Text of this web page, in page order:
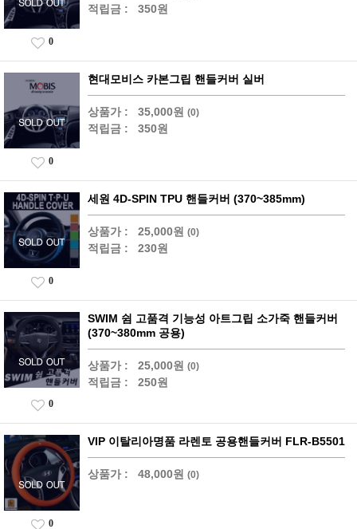
적립금 : 350원
0
현대모비스 카본그립 핸들커버 실버
상품가 : 35,000원 (0)
적립금 : 350원
0
세원 4D-SPIN TPU 핸들커버 (370~385mm)
상품가 : 25,000원 (0)
적립금 : 230원
0
SWIM 쉼 고품격 기능성 아트그립 소가죽 핸들커버
(370~380mm 공용)
상품가 : 25,000원 (0)
적립금 : 250원
0
VIP 이탈리아명품 라렌토 공용핸들커버 FLR-B5501
상품가 : 48,000원 (0)
0